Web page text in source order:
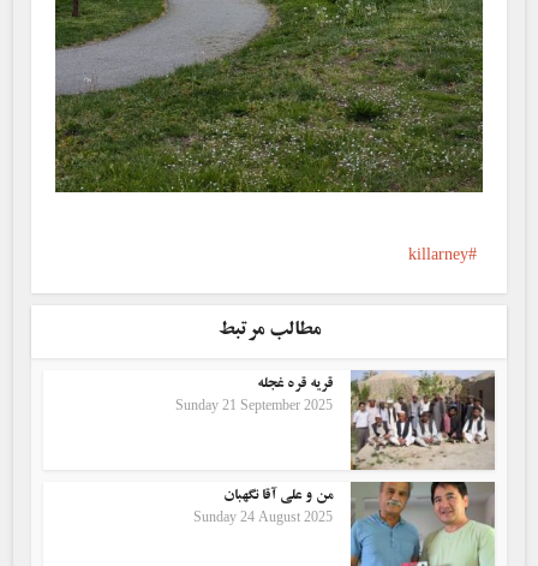
killarney
مطالب مرتبط
قریه قره غجله
Sunday 21 September 2025
من و علی آقا نگهبان
Sunday 24 August 2025